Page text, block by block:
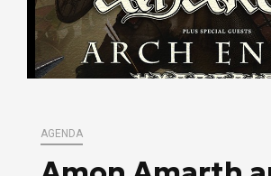
AGENDA